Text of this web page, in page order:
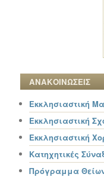
ΑΝΑΚΟΙΝΩΣΕΙΣ
Εκκλησιαστική
Εκκλησιαστική
Εκκλησιαστική
Κατηχητικές
Πρόγραμμα